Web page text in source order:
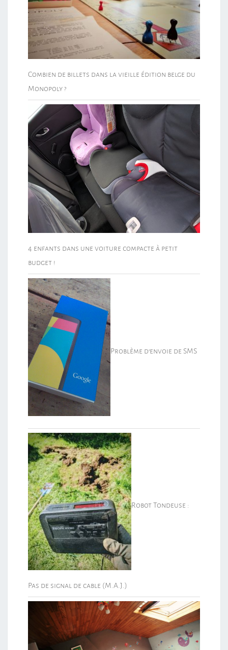
Combien de billets dans la vieille édition belge du
Monopoly ?
4 enfants dans une voiture compacte à petit
budget !
Problème d’envoie de SMS
Robot Tondeuse :
Pas de signal de cable (M.A.J.)